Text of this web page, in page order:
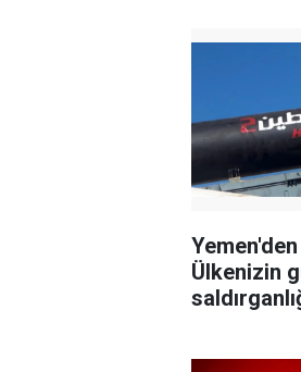
Ülkenizin